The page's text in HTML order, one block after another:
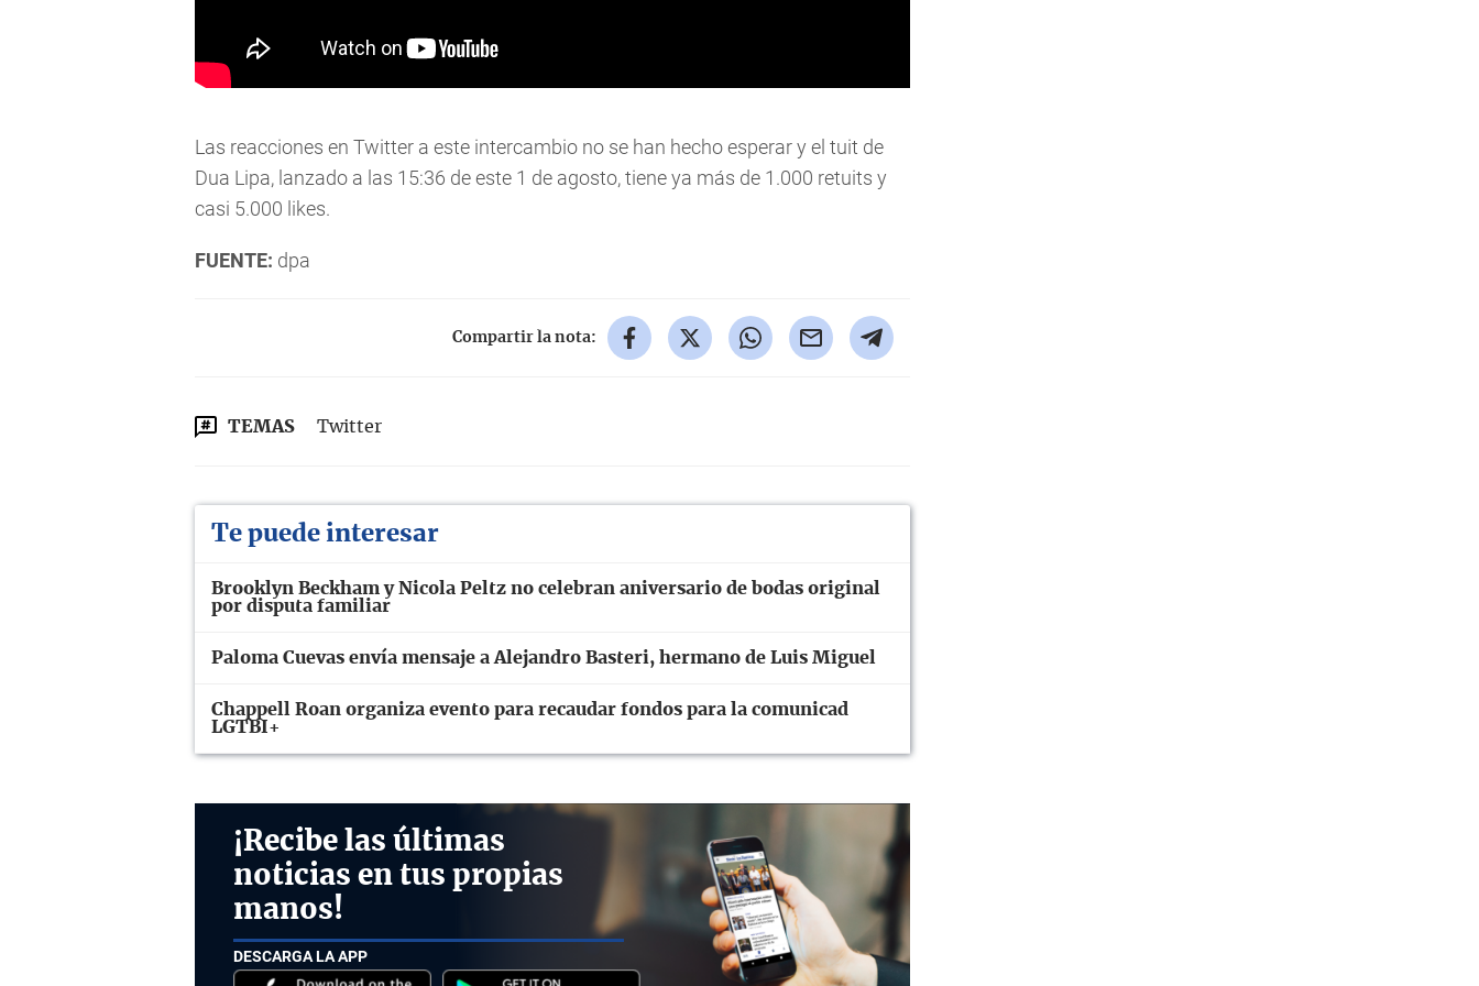
Las reacciones en Twitter a este intercambio no se han hecho esperar y el tuit de
Dua Lipa, lanzado a las 15:36 de este 1 de agosto, tiene ya más de 1.000 retuits y
casi 5.000 likes.
FUENTE: dpa
Compartir la nota:
TEMAS Twitter
Te puede interesar
Brooklyn Beckham y Nicola Peltz no celebran aniversario de bodas original
por disputa familiar
Paloma Cuevas envía mensaje a Alejandro Basteri, hermano de Luis Miguel
Chappell Roan organiza evento para recaudar fondos para la comunicad
LGTBI+
¡Recibe las últimas
noticias en tus propias
manos!
DESCARGA LA APP